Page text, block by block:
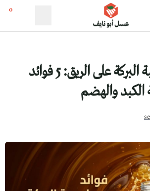
عسل أبو نايف
0
فوائد عسل حبة البركة على الريق: 5 فوائد
والهضم